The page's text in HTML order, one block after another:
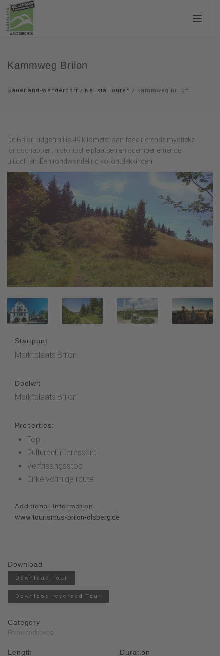
Kammweg Brilon
Sauerland-Wanderdorf / Neusta Touren / Kammweg Brilon
De Brilon ridge trail is 49 kilometer aan fascinerende mystieke
landschappen, historische plaatsen en adembenemende
uitzichten. Een rondwandeling vol ontdekkingen!
Startpunt
Marktplaats Brilon
Doelwit
Marktplaats Brilon
Properties:
Top
Cultureel interessant
Verfrissingsstop
Cirkelvormige route
Additional Information
www.tourismus-brilon-olsberg.de
Download
Download Tour
Download reversed Tour
Category
Fernwanderweg
Length Duration